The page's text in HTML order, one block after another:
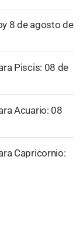
8 de agosto de
Piscis: 08 de
Acuario: 08
Capricornio: